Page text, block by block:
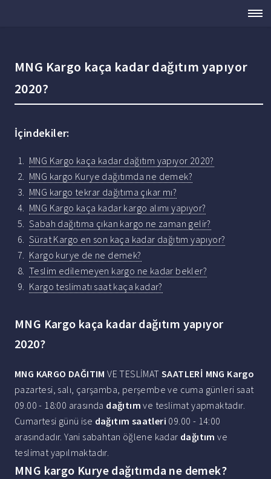
MNG Kargo kaça kadar dağıtım yapıyor
2020?
İçindekiler:
MNG Kargo kaça kadar dağıtım yapıyor 2020?
MNG kargo Kurye dağıtımda ne demek?
MNG kargo tekrar dağıtıma çıkar mı?
MNG Kargo kaça kadar kargo alımı yapıyor?
Sabah dağıtıma çıkan kargo ne zaman gelir?
Sürat Kargo en son kaça kadar dağıtım yapıyor?
Kargo kurye de ne demek?
Teslim edilemeyen kargo ne kadar bekler?
Kargo teslimatı saat kaça kadar?
MNG Kargo kaça kadar dağıtım yapıyor
2020?
MNG KARGO DAĞITIM VE TESLİMATSAATLERİ MNG Kargo
pazartesi, salı, çarşamba, perşembe ve cuma günleri saat
09.00 - 18:00 arasında dağıtım ve teslimat yapmaktadır.
Cumartesi günü ise dağıtım saatleri 09.00 - 14:00
arasındadır. Yani sabahtan öğlene kadar dağıtım ve
teslimat yapılmaktadır.
MNG kargo Kurye dağıtımda ne demek?